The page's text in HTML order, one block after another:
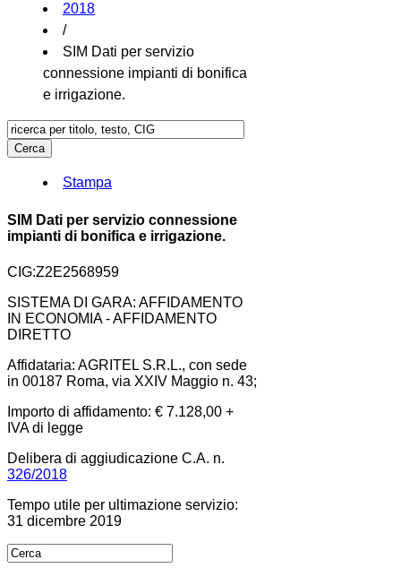
2018
/
SIM Dati per servizio
connessione impianti di bonifica
e irrigazione.
Stampa
SIM Dati per servizio connessione
impianti di bonifica e irrigazione.
CIG:Z2E2568959
SISTEMA DI GARA: AFFIDAMENTO
IN ECONOMIA - AFFIDAMENTO
DIRETTO
Affidataria: AGRITEL S.R.L., con sede
in 00187 Roma, via XXIV Maggio n. 43;
Importo di affidamento: € 7.128,00 +
IVA di legge
Delibera di aggiudicazione C.A. n.
326/2018
Tempo utile per ultimazione servizio:
31 dicembre 2019